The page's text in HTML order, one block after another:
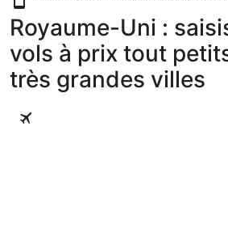
Royaume-Uni :
vols à prix tout
très grandes villes
Londres